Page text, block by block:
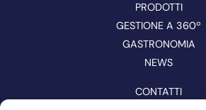
PRODOTTI
GESTIONE A 360º
GASTRONOMIA
NEWS
CONTATTI